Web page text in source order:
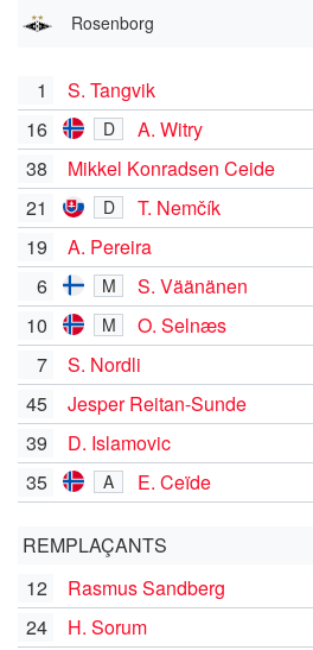
Rosenborg
1
S. Tangvik
16
D
A. Witry
38
Mikkel Konradsen Ceide
21
D
T. Nemčík
19
A. Pereira
6 M
S. Väänänen
10
M
O. Selnæs
7
S. Nordli
45 Jesper Reitan-Sunde
39 D. Islamovic
35 A E. Ceïde
REMPLAÇANTS
12
Rasmus Sandberg
24
H. Sorum